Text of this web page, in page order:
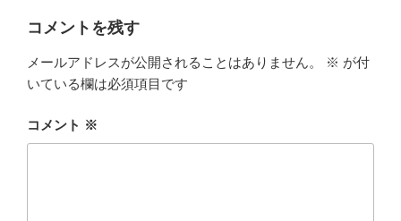
コメントを残す
メールアドレスが公開されることはありません。 ※ が付
いている欄は必須項目です
コメント ※